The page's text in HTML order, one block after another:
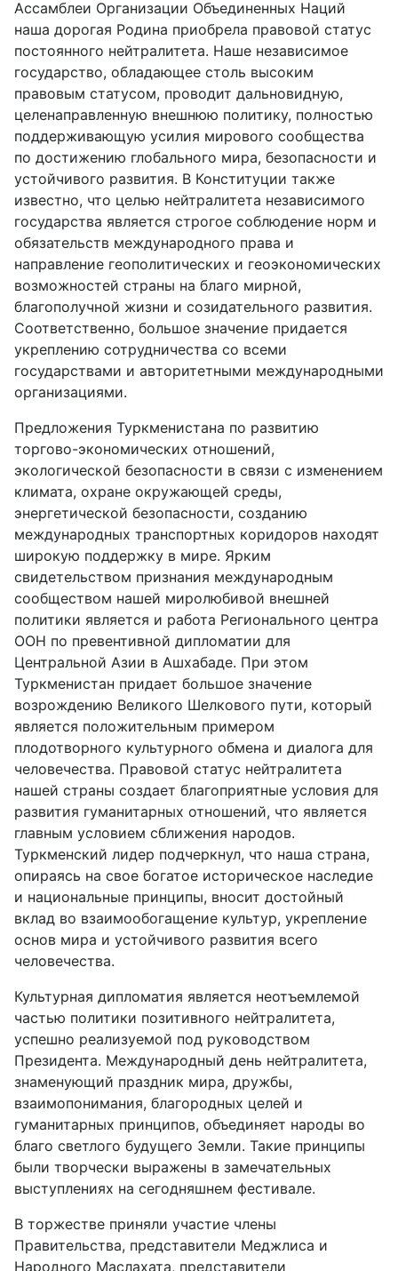
Ассамблеи Организации Объединенных Наций
наша дорогая Родина приобрела правовой статус
постоянного нейтралитета. Наше независимое
государство, обладающее столь высоким
правовым статусом, проводит дальновидную,
целенаправленную внешнюю политику, полностью
поддерживающую усилия мирового сообщества
по достижению глобального мира, безопасности и
устойчивого развития. В Конституции также
известно, что целью нейтралитета независимого
государства является строгое соблюдение норм и
обязательств международного права и
направление геополитических и геоэкономических
возможностей страны на благо мирной,
благополучной жизни и созидательного развития.
Соответственно, большое значение придается
укреплению сотрудничества со всеми
государствами и авторитетными международными
организациями.
Предложения Туркменистана по развитию
торгово-экономических отношений,
экологической безопасности в связи с изменением
климата, охране окружающей среды,
энергетической безопасности, созданию
международных транспортных коридоров находят
широкую поддержку в мире. Ярким
свидетельством признания международным
сообществом нашей миролюбивой внешней
политики является и работа Регионального центра
ООН по превентивной дипломатии для
Центральной Азии в Ашхабаде. При этом
Туркменистан придает большое значение
возрождению Великого Шелкового пути, который
является положительным примером
плодотворного культурного обмена и диалога для
человечества. Правовой статус нейтралитета
нашей страны создает благоприятные условия для
развития гуманитарных отношений, что является
главным условием сближения народов.
Туркменский лидер подчеркнул, что наша страна,
опираясь на свое богатое историческое наследие
и национальные принципы, вносит достойный
вклад во взаимообогащение культур, укрепление
основ мира и устойчивого развития всего
человечества.
Культурная дипломатия является неотъемлемой
частью политики позитивного нейтралитета,
успешно реализуемой под руководством
Президента. Международный день нейтралитета,
знаменующий праздник мира, дружбы,
взаимопонимания, благородных целей и
гуманитарных принципов, объединяет народы во
благо светлого будущего Земли. Такие принципы
были творчески выражены в замечательных
выступлениях на сегодняшнем фестивале.
В торжестве приняли участие члены
Правительства, представители Меджлиса и
Народного Маслахата, представители